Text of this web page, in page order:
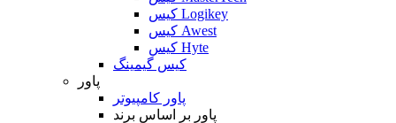
کیس Logikey
کیس Awest
کیس Hyte
کیس گیمینگ
پاور
پاور کامپیوتر
پاور بر اساس برند